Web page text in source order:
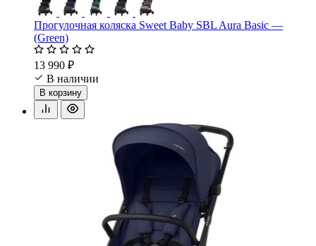
Прогулочная коляска Sweet Baby SBL Aura Basic —
(Green)
13 990 ₽
В наличии
В корзину